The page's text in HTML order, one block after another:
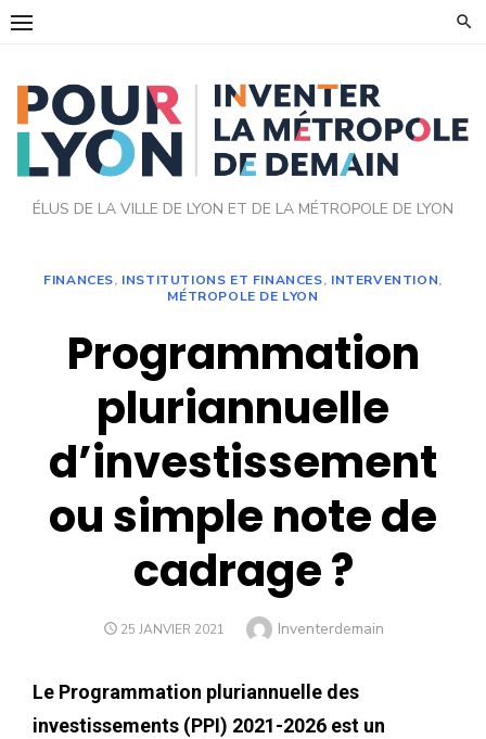
ÉLUS DE LA VILLE DE LYON ET DE LA MÉTROPOLE DE LYON
FINANCES, INSTITUTIONS ET FINANCES, INTERVENTION,
MÉTROPOLE DE LYON
Programmation
pluriannuelle
d’investissement
ou simple note de
cadrage ?
25 JANVIER 2021 Inventerdemain
Le Programmation pluriannuelle des
investissements (PPI) 2021-2026 est un